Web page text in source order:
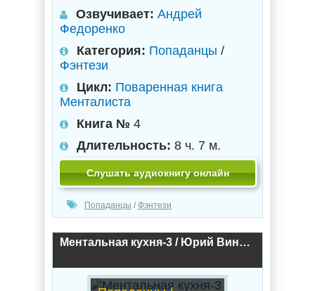
Озвучивает: Андрей
Федоренко
Категория: Попаданцы /
Фэнтези
Цикл: Поваренная книга
Менталиста
Книга № 4
Длительность: 8 ч. 7 м.
Слушать аудиокнигу онлайн
Попаданцы / Фэнтези
Ментальная кухня-3 / Юрий Винокуров, Максим Злобин (3)